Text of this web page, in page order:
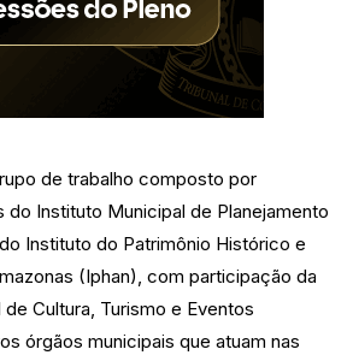
de trabalho composto por
Instituto Municipal de Planejamento
Instituto do Patrimônio Histórico e
(Iphan), com participação da
Cultura, Turismo e Eventos
órgãos municipais que atuam nas